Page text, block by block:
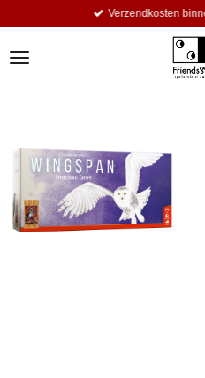
de
Verzendkosten